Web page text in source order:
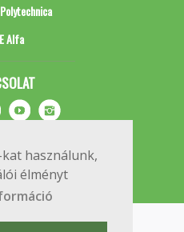
használunk,
élményt
Alfa